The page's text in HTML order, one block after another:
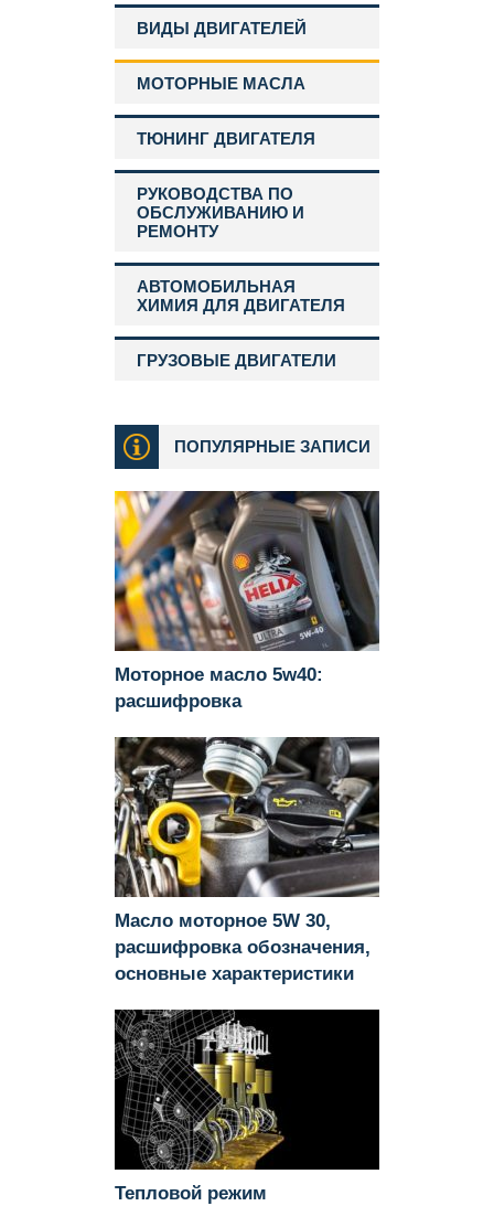
ВИДЫ ДВИГАТЕЛЕЙ
МОТОРНЫЕ МАСЛА
ТЮНИНГ ДВИГАТЕЛЯ
РУКОВОДСТВА ПО
ОБСЛУЖИВАНИЮ И
РЕМОНТУ
АВТОМОБИЛЬНАЯ
ХИМИЯ ДЛЯ ДВИГАТЕЛЯ
ГРУЗОВЫЕ ДВИГАТЕЛИ
ПОПУЛЯРНЫЕ ЗАПИСИ
Моторное масло 5w40:
расшифровка
Масло моторное 5W 30,
расшифровка обозначения,
основные характеристики
Тепловой режим